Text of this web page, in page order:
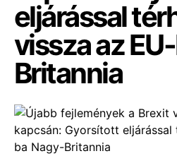
eljárással
vissza az
Britannia